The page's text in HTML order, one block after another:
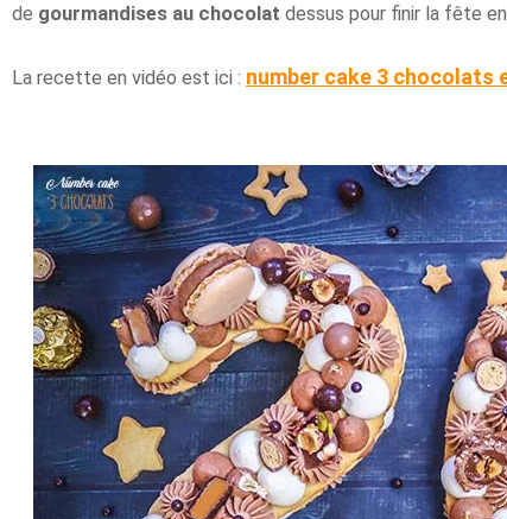
de gourmandises au chocolat dessus pour finir la fête
La recette en vidéo est ici : number cake 3 chocolats